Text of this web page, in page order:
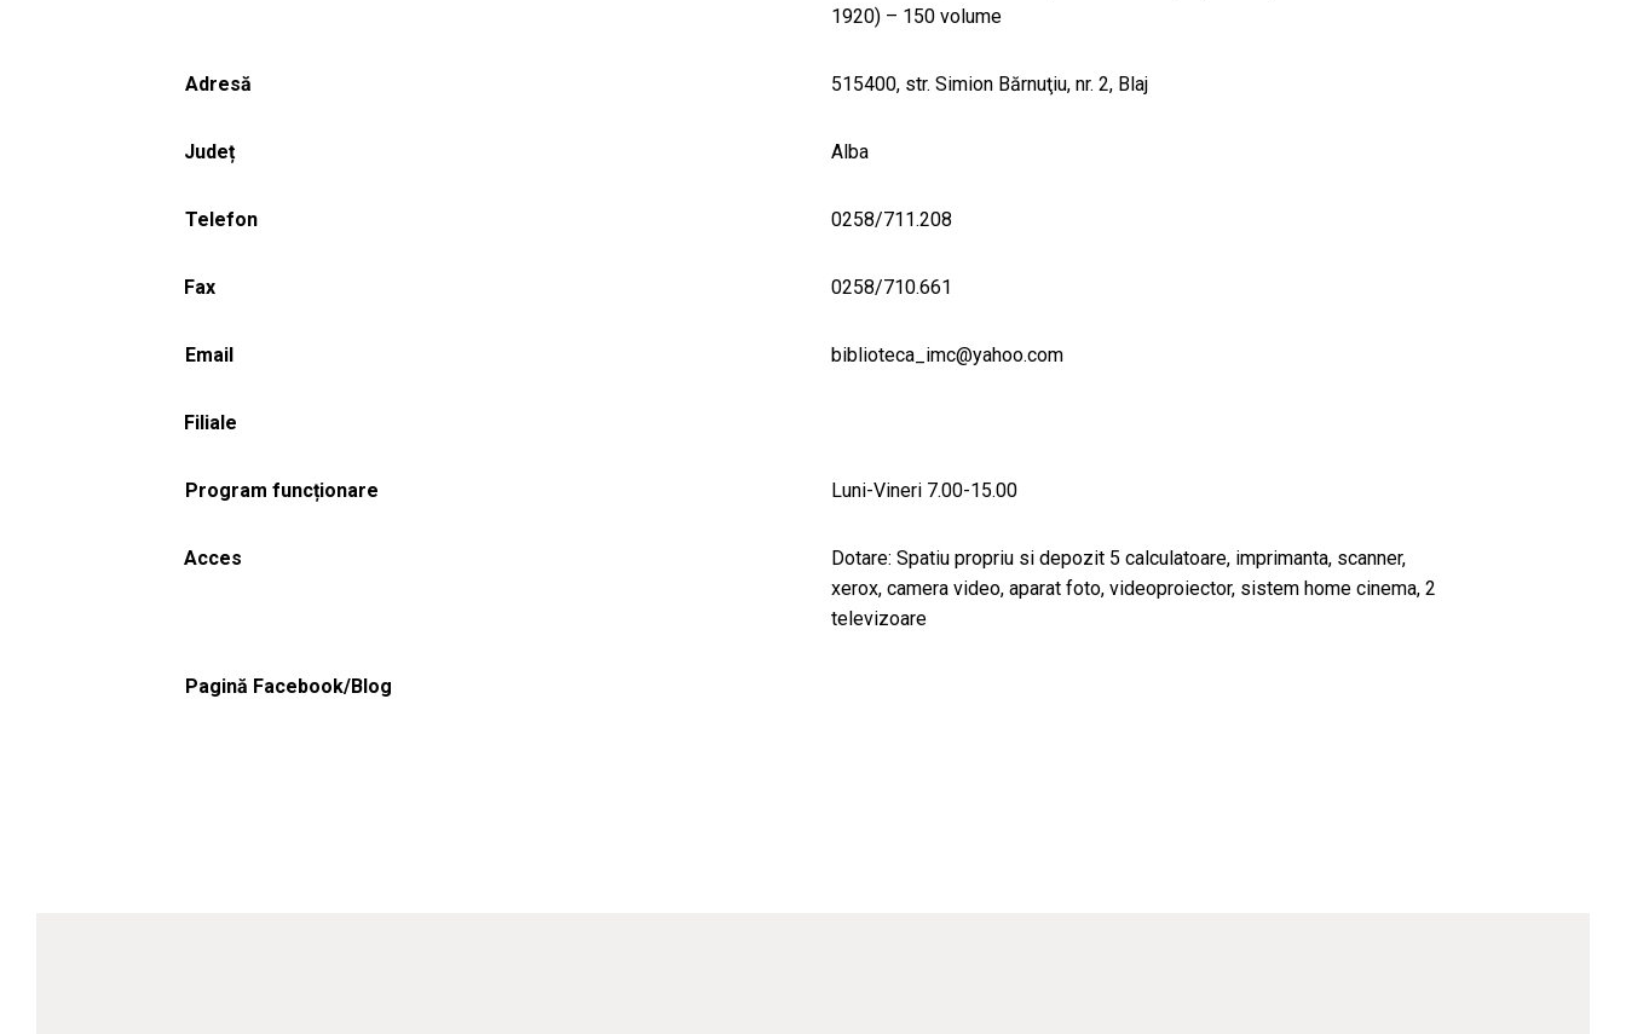
1920) – 150 volume
Adresă 515400, str. Simion Bărnuţiu, nr. 2, Blaj
Județ Alba
Telefon 0258/711.208
Fax 0258/710.661
Email biblioteca_imc@yahoo.com
Filiale
Program funcționare Luni-Vineri 7.00-15.00
Acces
Dotare: Spatiu propriu si depozit 5 calculatoare, imprimanta, scanner,
xerox, camera video, aparat foto, videoproiector, sistem home cinema, 2
televizoare
Pagină Facebook/Blog